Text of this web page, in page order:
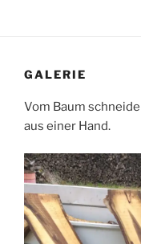
GALERIE
Vom Baum
aus einer Hand.